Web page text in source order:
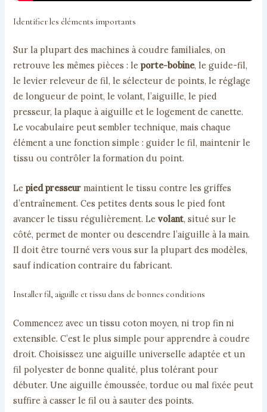
Identifier les éléments importants
Sur la plupart des machines à coudre familiales, on
retrouve les mêmes pièces : leporte-bobine, le guide-fil,
le levier releveur de fil, le sélecteur de points, le réglage
de longueur de point, le volant, l’aiguille, le pied
presseur, la plaque à aiguille et le logement de canette.
Le vocabulaire peut sembler technique, mais chaque
élément a une fonction simple : guider le fil, maintenir le
tissu ou contrôler la formation du point.
Lepied presseur maintient le tissu contre les griffes
d’entraînement. Ces petites dents sous le pied font
avancer le tissu régulièrement. Levolant, situé sur le
côté, permet de monter ou descendre l’aiguille à la main.
Il doit être tourné vers vous sur la plupart des modèles,
sauf indication contraire du fabricant.
Installer fil, aiguille et tissu dans de bonnes conditions
Commencez avec un tissu coton moyen, ni trop fin ni
extensible. C’est le plus simple pour apprendre à coudre
droit. Choisissez une aiguille universelle adaptée et un
fil polyester de bonne qualité, plus tolérant pour
débuter. Une aiguille émoussée, tordue ou mal fixée peut
suffire à casser le fil ou à sauter des points.